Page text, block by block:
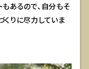
あるので、自分もそ
くりに尽力していま